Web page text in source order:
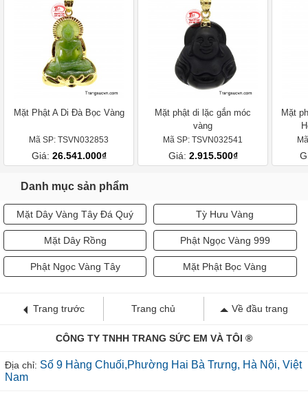
Mặt Phật A Di Đà Bọc Vàng
Mã SP: TSVN032853
Giá: 26.541.000₫
Mặt phật di lặc gắn móc
vàng
Mã SP: TSVN032541
Giá: 2.915.500₫
Mặt
Danh mục sản phẩm
Mặt Dây Vàng Tây Đá Quý Tỳ Hưu Vàng
Mặt Dây Rồng Phật Ngọc Vàng 999
Phật Ngọc Vàng Tây Mặt Phật Bọc Vàng
Trang trước Trang chủ Về đầu trang
CÔNG TY TNHH TRANG SỨC EM VÀ TÔI ®
Địa chỉ: Số 9 Hàng Chuối,Phường Hai Bà Trưng, Hà Nội, Việt
Nam